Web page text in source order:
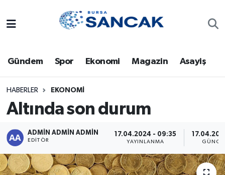
Gündem Spor Ekonomi Magazin Asayiş
HABERLER EKONOMI
Altında son durum
ADMİN ADMİN ADMİN
EDITÖR
17.04.2024 - 09:35
YAYINLANMA
Bursa
Dünya
Eğitim
Ekonomi
Genel
Trafik Durumu
Süper Lig Puan Durumu ve Fikstür
Tüm Manşetler
Son Dakika Haberleri
Haber Arşivi